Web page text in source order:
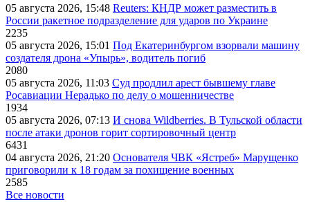
05 августа 2026, 15:48 Reuters: КНДР может разместить в
России ракетное подразделение для ударов по Украине
2235
05 августа 2026, 15:01 Под Екатеринбургом взорвали машину
создателя дрона «Упырь», водитель погиб
2080
05 августа 2026, 11:03 Суд продлил арест бывшему главе
Росавиации Нерадько по делу о мошенничестве
1934
05 августа 2026, 07:13 И снова Wildberries. В Тульской области
после атаки дронов горит сортировочный центр
6431
04 августа 2026, 21:20 Основателя ЧВК «Ястреб» Марущенко
приговорили к 18 годам за похищение военных
2585
Все новости